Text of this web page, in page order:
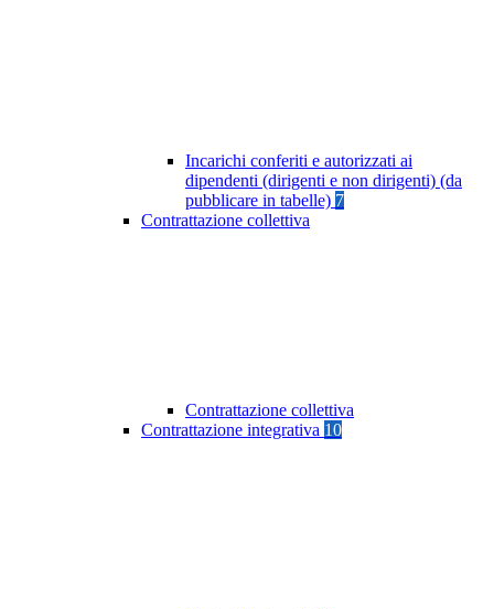
Incarichi conferiti e autorizzati ai
dipendenti (dirigenti e non dirigenti) (da
pubblicare in tabelle) 7
Contrattazione collettiva
Contrattazione collettiva
Contrattazione integrativa 10